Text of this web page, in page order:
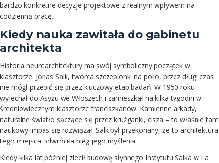
bardzo konkretne decyzje projektowe z realnym wpływem na
codzienną pracę.
Kiedy nauka zawitała do gabinetu
architekta
Historia neuroarchitektury ma swój symboliczny początek w
klasztorze. Jonas Salk, twórca szczepionki na polio, przez długi czas
nie mógł przebić się przez kluczowy etap badań. W 1950 roku
wyjechał do Asyżu we Włoszech i zamieszkał na kilka tygodni w
średniowiecznym klasztorze franciszkanów. Kamienne arkady,
naturalne światło sączące się przez krużganki, cisza – to właśnie tam
naukowy impas się rozwiązał. Salk był przekonany, że to architektura
tego miejsca odwróciła bieg jego myślenia.
Kiedy kilka lat później zlecił budowę słynnego Instytutu Salka w La